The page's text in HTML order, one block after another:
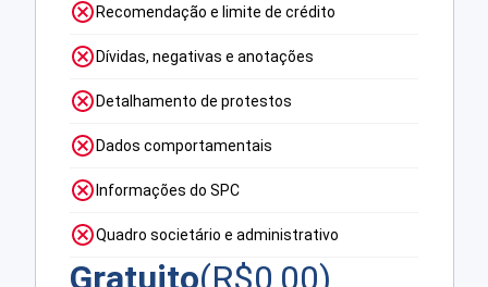
Recomendação e limite de crédito
Dívidas, negativas e anotações
Detalhamento de protestos
Dados comportamentais
Informações do SPC
Quadro societário e administrativo
Gratuito(R$0,00)